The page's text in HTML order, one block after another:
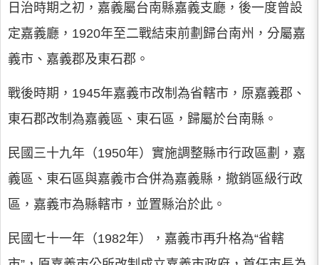
日治時期之初，嘉義屬台南縣嘉義支廳，後一度曾設
定嘉義廳，1920年至二戰結束前劃歸台南州，分屬嘉
義市、嘉義郡及東石郡。
戰後時期，1945年嘉義市改制為省轄市，原嘉義郡、
東石郡改制為嘉義區、東石區，歸屬於台南縣。
民國三十九年（1950年）實施調整縣市行政區劃，嘉
義區、東石區與嘉義市合併為嘉義縣，撤銷區級行政
區，嘉義市為縣轄市，並置縣治於此。
民國七十一年（1982年），嘉義市再升格為“省轄